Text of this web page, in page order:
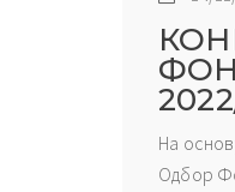
На
Одбор